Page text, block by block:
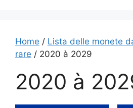
Home / Lista delle monete
rare / 2020 à 2029
2020 à